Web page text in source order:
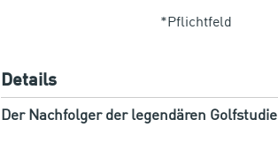
*Pflichtfeld
Details
Der Nachfolger der legendären Golfstudie